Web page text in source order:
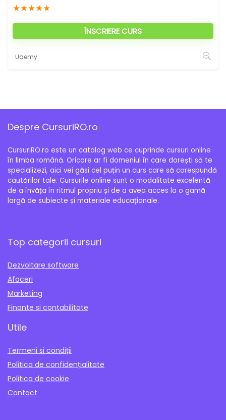
★★★★★
ÎNSCRIERE CURS
Udemy
Despre CursuriRO.ro
CursuriRO.ro este un catalog web ce cuprinde cursuri online
în limba română. Oricare ar fi domeniul în care dorești să te
specializezi, aici vei găsi cel puțin un curs care să corespundă
cautărilor tale. Cursurile online sunt o modalitate excelentă
de a învăța în ritmul propriu și de a avea acces la o gamă
largă de subiecte și materiale educaționale.
Top categorii cursuri
Dezvoltare software
Afaceri
Marketing
Finante si contabilitate
Utile
Termeni si condiții
Politica de confidențialitate
Politica de cookie
Contact